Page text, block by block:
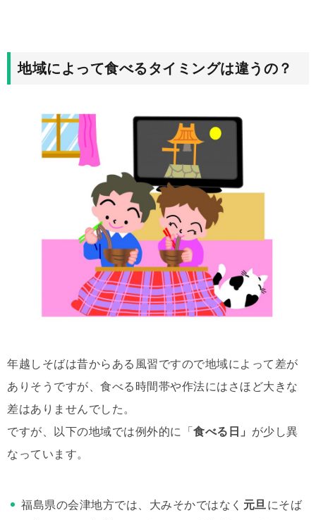
地域によって食べるタイミングは違うの？
年越しそばは昔からある風習ですので地域によって差が
ありそうですが、食べる時間帯や作法にはさほど大きな
差はありませんでした。
ですが、以下の地域では例外的に「 食べる日」 が少し異
なっています。
福島県の会津地方では、大みそかではなく 元旦にそば